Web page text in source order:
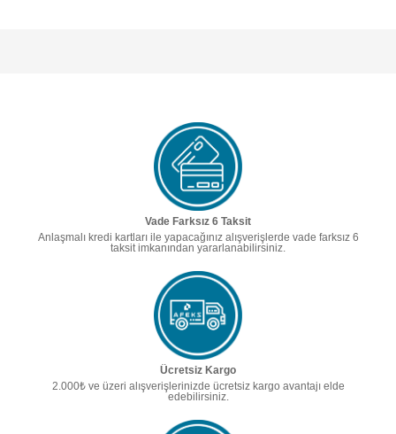
Vade Farksız 6 Taksit
Anlaşmalı kredi kartları ile yapacağınız alışverişlerde vade farksız 6
taksit imkanından yararlanabilirsiniz.
Ücretsiz Kargo
2.000₺ ve üzeri alışverişlerinizde ücretsiz kargo avantajı elde
edebilirsiniz.